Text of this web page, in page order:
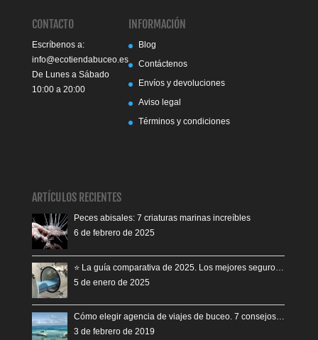
CONTACTO
Escríbenos a:
info@ecotiendabuceo.es
De Lunes a Sábado
10:00 a 20:00
INFORMACIÓN
Blog
Contáctenos
Envíos y devoluciones
Aviso legal
Términos y condiciones
ARTÍCULOS RECIENTES
Peces abisales: 7 criaturas marinas increíbles
6 de febrero de 2025
⭐️ La guía comparativa de 2025. Los mejores seguro…
5 de enero de 2025
Cómo elegir agencia de viajes de buceo. 7 consejos…
3 de febrero de 2019